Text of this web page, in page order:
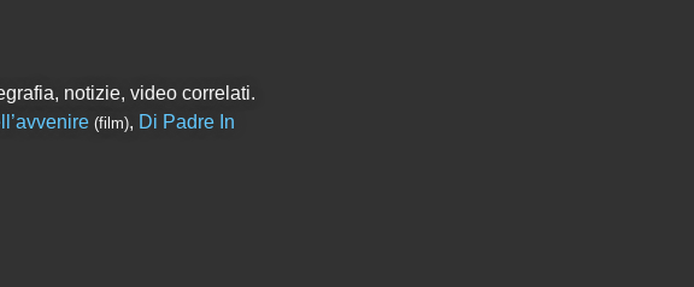
notizie, video correlati.
(film), Di Padre In